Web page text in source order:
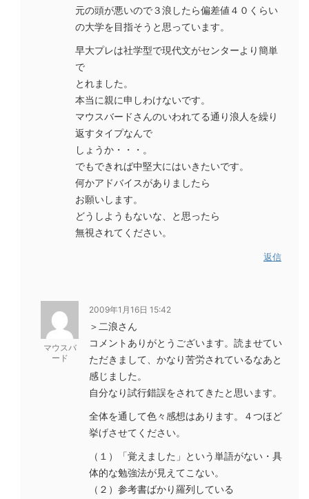
元の頭が悪いので３浪したら偏差値４０くらい
の大学を目指そうと思っています。
早大プレは社学型で現代文がセンターより簡単
で
とれました。
本当に親に申しわけないです。
マウスバードさんのいわれてる通り浪人を繰り
返すタイプなんで
しょうか・・・。
でもできれば中堅大にはいきたいです。
何かアドバイスがありましたら
お願いします。
どうしようもないな、と思ったら
無視されてください。
返信
マウスバ
ード
2009年1月16日 15:42
＞二浪さん
コメントありがとうございます。読ませてい
ただきまして、かなり苦労されているなあと
感じました。
自分なり試行錯誤をされてきたと思います。
全体を通して色々感想はあります。４つほど
挙げさせてください。
（１）「覚えました」という単語がない・具
体的な勉強法が見えてこない。
（２）参考書ばかり羅列している